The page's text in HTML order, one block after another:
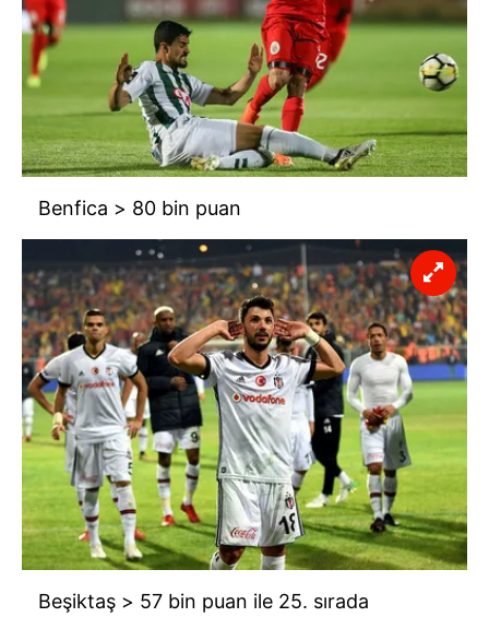
Benfica > 80 bin puan
Beşiktaş > 57 bin puan ile 25. sırada